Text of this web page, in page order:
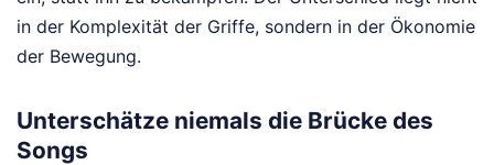
in der Komplexität der Griffe, sondern in der Ökonomie
der Bewegung.
Unterschätze niemals die Brücke des
Songs